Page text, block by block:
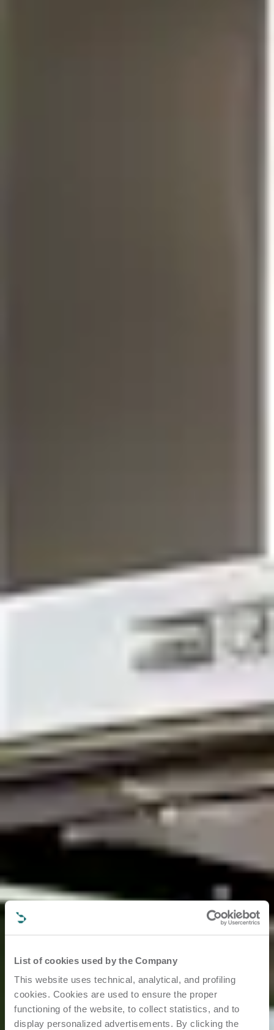
List of cookies used by the Company
This website uses technical, analytical, and profiling
cookies. Cookies are used to ensure the proper
functioning of the website, to collect statistics, and to
display personalized advertisements. By clicking the